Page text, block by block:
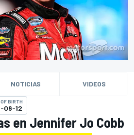
NOTICIAS VIDEOS
BIRTH
06-12
en Jennifer Jo Cobb